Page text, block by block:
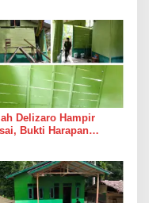
Delizaro Hampir
Bukti Harapan